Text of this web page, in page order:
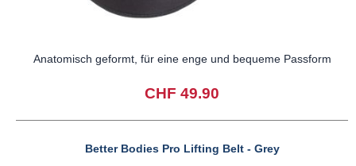
Anatomisch geformt, für eine enge und bequeme Passform
CHF 49.90
Better Bodies Pro Lifting Belt - Grey